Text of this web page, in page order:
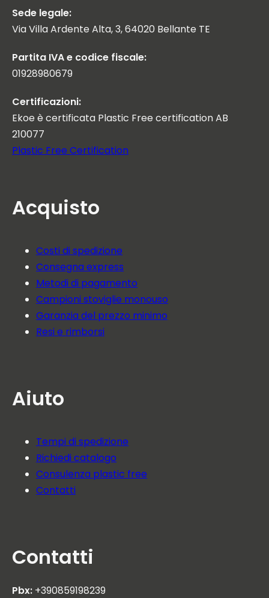
Sede legale:
Via Villa Ardente Alta, 3, 64020 Bellante TE
Partita IVA e codice fiscale:
01928980679
Certificazioni:
Ekoe è certificata Plastic Free certification AB
210077
Plastic Free Certification
Acquisto
Costi di spedizione
Consegna express
Metodi di pagamento
Campioni stoviglie monouso
Garanzia del prezzo minimo
Resi e rimborsi
Aiuto
Tempi di spedizione
Richiedi catalogo
Consulenza plastic free
Contatti
Contatti
Pbx: +390859198239